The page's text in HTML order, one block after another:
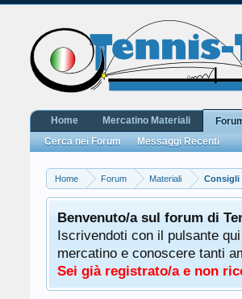
Home Forum Materiali Consigli
Benvenuto/a sul forum di
Iscrivendoti con il pulsante
mercatino e conoscere tanti
Sei già registrato/a e non
Home Mercatino Materiali
Cerca nei Forum
Messaggi Recenti